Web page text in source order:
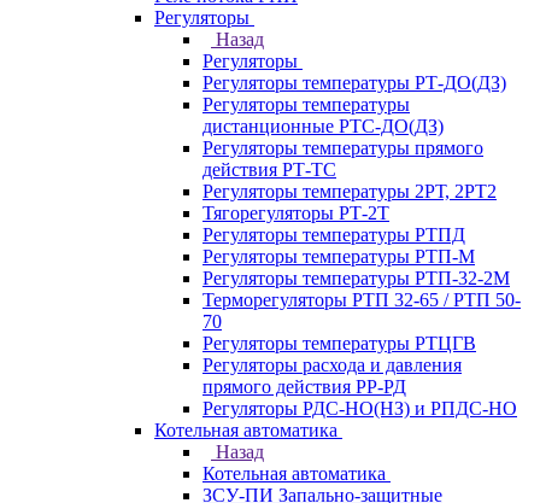
Регуляторы
Назад
Регуляторы
Регуляторы температуры РТ-ДО(ДЗ)
Регуляторы температуры
дистанционные РТС-ДО(ДЗ)
Регуляторы температуры прямого
действия РТ-ТС
Регуляторы температуры 2РТ, 2РT2
Тягорегуляторы РТ-2Т
Регуляторы температуры РТПД
Регуляторы температуры РТП-M
Регуляторы температуры РТП-32-2М
Терморегуляторы РТП 32-65 / РТП 50-
70
Регуляторы температуры РТЦГВ
Регуляторы расхода и давления
прямого действия РР-РД
Регуляторы РДС-НО(НЗ) и РПДС-НО
Котельная автоматика
Назад
Котельная автоматика
ЗСУ-ПИ Запально-защитные